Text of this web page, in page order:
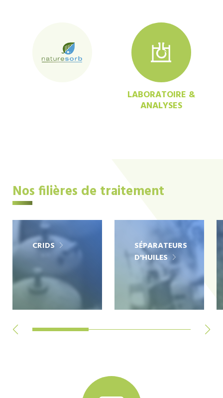
LABORATOIRE &
ANALYSES
Nos filières de traitement
CRIDS
SÉPARATEURS
D'HUILES